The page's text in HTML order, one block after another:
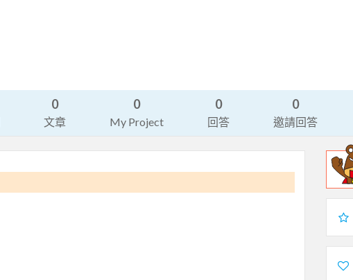
0
文章
0
My Project
0
回答
0
邀請回答